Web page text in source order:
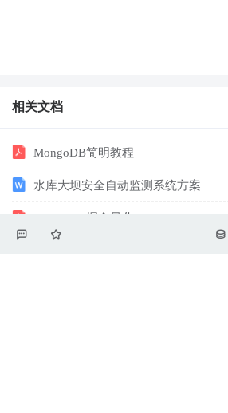
相关文档
MongoDB简明教程
水库大坝安全自动监测系统方案
MATLAB-掘金量化